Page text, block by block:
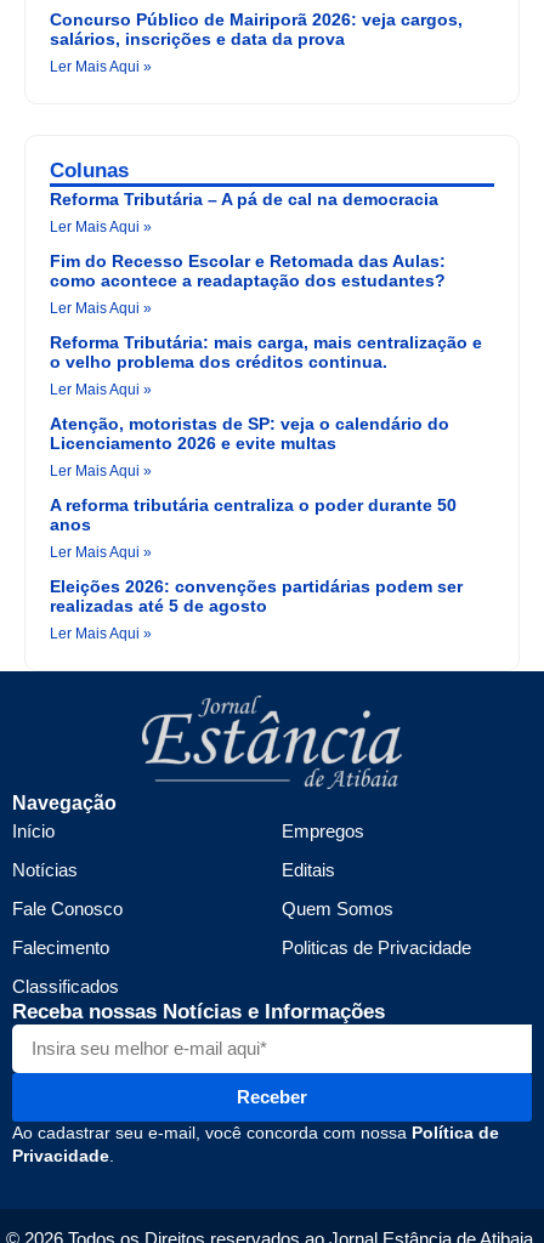
Concurso Público de Mairiporã 2026: veja cargos,
salários, inscrições e data da prova
Ler Mais Aqui »
Colunas
Reforma Tributária – A pá de cal na democracia
Ler Mais Aqui »
Fim do Recesso Escolar e Retomada das Aulas:
como acontece a readaptação dos estudantes?
Ler Mais Aqui »
Reforma Tributária: mais carga, mais centralização e
o velho problema dos créditos continua.
Ler Mais Aqui »
Atenção, motoristas de SP: veja o calendário do
Licenciamento 2026 e evite multas
Ler Mais Aqui »
A reforma tributária centraliza o poder durante 50
anos
Ler Mais Aqui »
Eleições 2026: convenções partidárias podem ser
realizadas até 5 de agosto
Ler Mais Aqui »
Navegação
Início
Notícias
Fale Conosco
Falecimento
Classificados
Empregos
Editais
Quem Somos
Politicas de Privacidade
Receba nossas Notícias e Informações
Receber
Ao cadastrar seu e-mail, você concorda com nossa Política de
Privacidade
© 2026 Todos os Direitos reservados ao Jornal Estância de Atibaia.